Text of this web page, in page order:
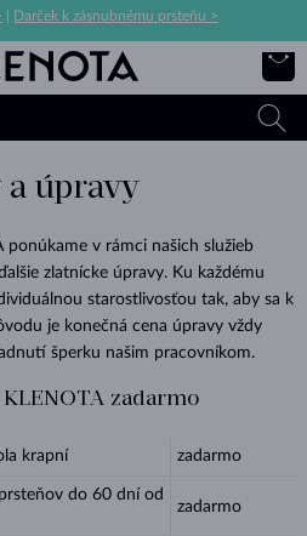
Darček k zásnubnému prsteňu >
úpravy
ponúkame v rámci našich služieb
zlatnícke úpravy. Ku každému
starostlivosťou tak, aby sa k
je konečná cena úpravy vždy
šperku našim pracovníkom.
zadarmo
krapní zadarmo
do 60 dní od
zadarmo